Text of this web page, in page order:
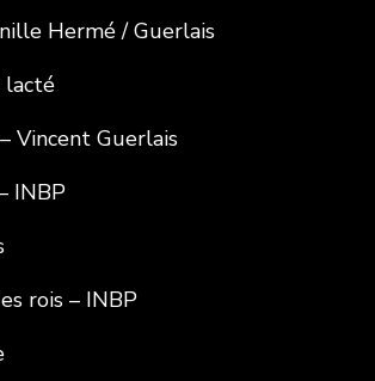
Hermé / Guerlais
lacté
Vincent Guerlais
INBP
rois – INBP